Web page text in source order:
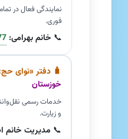
نمایندگی فعال در
فوری.
📞 خانم بهرامی:
🧳 دفتر «نوای
خوزستان
خدمات رسمی
و زیارت.
📞 مدیریت خانم